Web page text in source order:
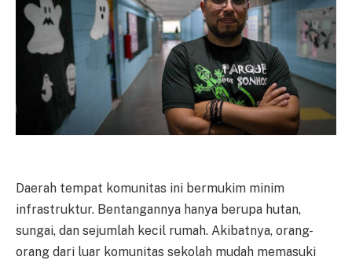
Daerah tempat komunitas ini bermukim minim
infrastruktur. Bentangannya hanya berupa hutan,
sungai, dan sejumlah kecil rumah. Akibatnya, orang-
orang dari luar komunitas sekolah mudah memasuki